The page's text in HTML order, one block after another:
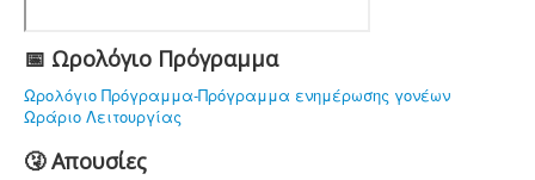
ΔΡΑΣΤΗΡΙΟΤΗΤΕΣ
ΝΟΜΟΘΕΣΙΑ
ΕΠΙΚΟΙΝΩΝΙΑ
📅 Ωρολόγιο Πρόγραμμα
Ωρολόγιο Πρόγραμμα-Πρόγραμμα ενημέρωσης γονέων
Ωράριο Λειτουργίας
🤧 Απουσίες